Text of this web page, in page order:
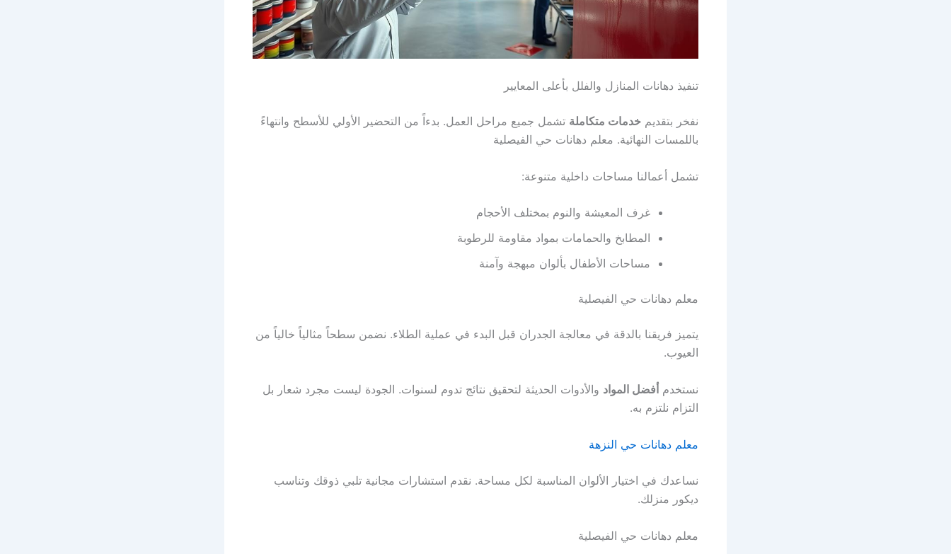
تنفيذ دهانات المنازل والفلل بأعلى المعايير
نفخر بتقديم خدمات متكاملة تشمل جميع مراحل العمل. بدءاً من التحضير الأولي للأسطح وانتهاءً
باللمسات النهائية. معلم دهانات حي الفيصلية
تشمل أعمالنا مساحات داخلية متنوعة:
غرف المعيشة والنوم بمختلف الأحجام
المطابخ والحمامات بمواد مقاومة للرطوبة
مساحات الأطفال بألوان مبهجة وآمنة
معلم دهانات حي الفيصلية
يتميز فريقنا بالدقة في معالجة الجدران قبل البدء في عملية الطلاء. نضمن سطحاً مثالياً خالياً من
العيوب.
نستخدم أفضل المواد والأدوات الحديثة لتحقيق نتائج تدوم لسنوات. الجودة ليست مجرد شعار بل
التزام نلتزم به.
معلم دهانات حي النزهة
نساعدك في اختيار الألوان المناسبة لكل مساحة. نقدم استشارات مجانية تلبي ذوقك وتناسب
ديكور منزلك.
معلم دهانات حي الفيصلية